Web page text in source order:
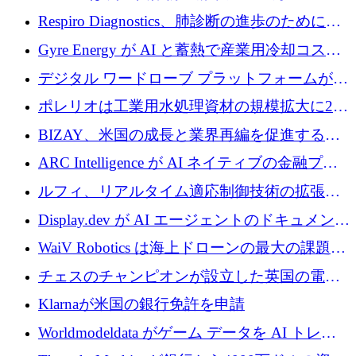
寄付
Respiro Diagnostics、肺診断の進歩のために
100 万ポンドを確保
Gyre Energy が AI と蓄熱で産業用冷却コスト
を削減するために 130 万ドルを調達
デジタル ワードローブ プラットフォームが
1,000 万人のユーザーに到達し、Whering が
700 万ドルを獲得
ポレリオは工業用水処理資材の規模拡大に240
万ユーロを確保
BIZAY、米国の成長と業界再編を促進するた
めに5,500万ドルを確保
ARC Intelligence が AI ネイティブの金融プラ
ットフォームを拡大するために 400 万ユーロ
ルフィ、リアルタイム適応制御技術の拡張に
810万ポンドを確保
Display.dev が AI エージェントのドキュメント
コラボレーションを強化するために 47 万ユー
WaiV Robotics は海上ドローンの最大の課題の
1 つをどのように解決しているか
チェスのチャンピオンが設立した英国の電池
材料スタートアップ TaiSan が 465 万ポンドを
Klarnaが米国の銀行免許を申請
Worldmodeldata がゲーム データを AI トレー